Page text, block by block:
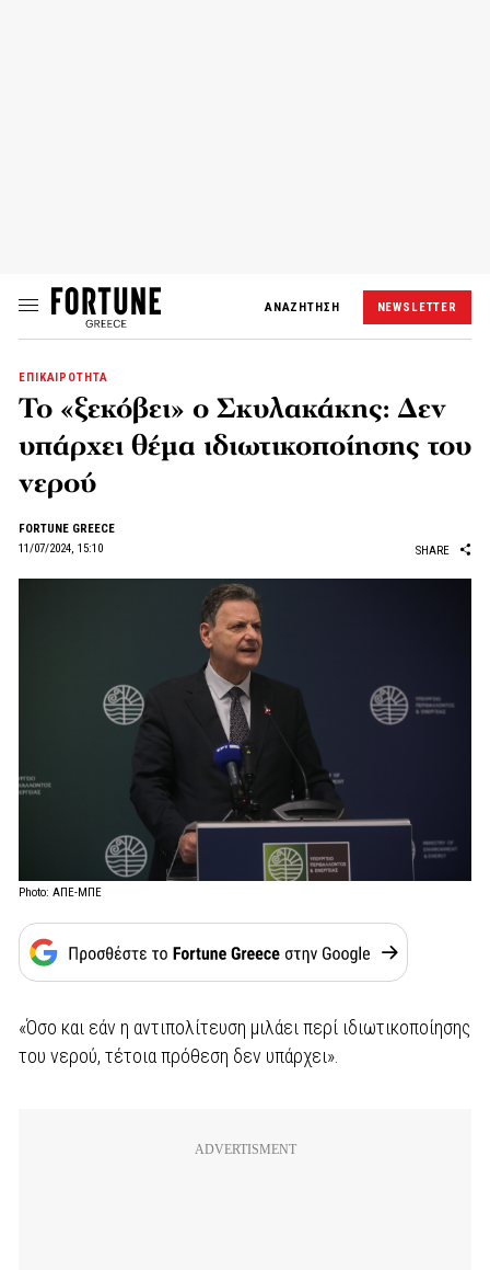
ΑΝΑΖΗΤΗΣΗ NEWSLETTER
ΕΠΙΚΑΙΡΟΤΗΤΑ
Το «ξεκόβει» ο Σκυλακάκης: Δεν
υπάρχει θέμα ιδιωτικοποίησης του
νερού
FORTUNE GREECE
11/07/2024, 15:10
SHARE
Photo: ΑΠΕ-ΜΠΕ
«Όσο και εάν η αντιπολίτευση μιλάει περί ιδιωτικοποίησης
του νερού, τέτοια πρόθεση δεν υπάρχει».